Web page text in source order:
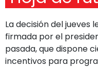
La decisión del jueves
firmada por el
pasada, que dispone
incentivos para